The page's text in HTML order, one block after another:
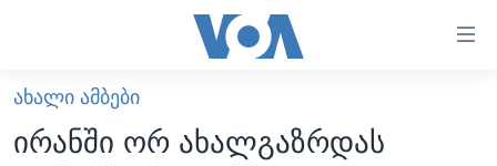
ხელმისაწვდომობისთვის
გადადით
მთავარზე
გადადით
ᲐᲮᲐᲚᲘ ᲐᲛᲑᲔᲑᲘ
ᲐᲮᲐᲚᲘ ᲐᲛᲑᲔᲑᲘ
ირანში ორ ახალგაზრდას